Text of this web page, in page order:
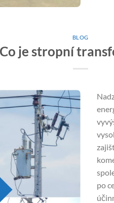
BLOG
Co je stropní
po